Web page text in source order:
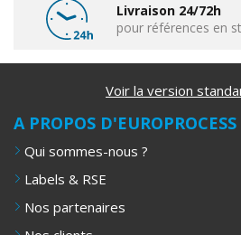
Livraison 24/72h
pour références en
Voir la version
A PROPOS D'EUROPROCESS
Qui sommes-nous ?
Labels & RSE
Nos partenaires